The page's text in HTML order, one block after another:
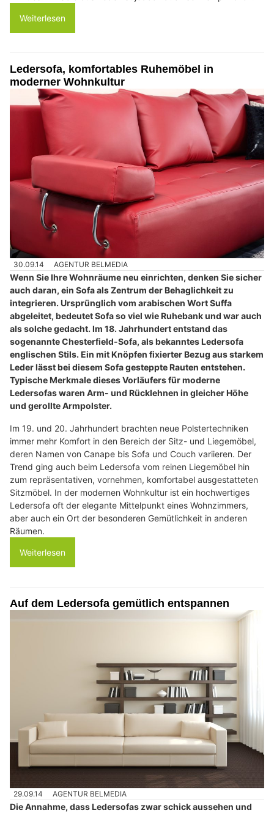
Weiterlesen
Ledersofa, komfortables Ruhemöbel in
moderner Wohnkultur
30.09.14 AGENTUR BELMEDIA
Wenn Sie Ihre Wohnräume neu einrichten, denken Sie sicher
auch daran, ein Sofa als Zentrum der Behaglichkeit zu
integrieren. Ursprünglich vom arabischen Wort Suffa
abgeleitet, bedeutet Sofa so viel wie Ruhebank und war auch
als solche gedacht. Im 18. Jahrhundert entstand das
sogenannte Chesterfield-Sofa, als bekanntes Ledersofa
englischen Stils. Ein mit Knöpfen fixierter Bezug aus starkem
Leder lässt bei diesem Sofa gesteppte Rauten entstehen.
Typische Merkmale dieses Vorläufers für moderne
Ledersofas waren Arm- und Rücklehnen in gleicher Höhe
und gerollte Armpolster.
Im 19. und 20. Jahrhundert brachten neue Polstertechniken
immer mehr Komfort in den Bereich der Sitz- und Liegemöbel,
deren Namen von Canape bis Sofa und Couch variieren. Der
Trend ging auch beim Ledersofa vom reinen Liegemöbel hin
zum repräsentativen, vornehmen, komfortabel ausgestatteten
Sitzmöbel. In der modernen Wohnkultur ist ein hochwertiges
Ledersofa oft der elegante Mittelpunkt eines Wohnzimmers,
aber auch ein Ort der besonderen Gemütlichkeit in anderen
Räumen.
Weiterlesen
Auf dem Ledersofa gemütlich entspannen
29.09.14 AGENTUR BELMEDIA
Die Annahme, dass Ledersofas zwar schick aussehen und